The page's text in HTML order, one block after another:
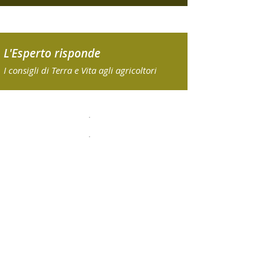
L'Esperto risponde
I consigli di Terra e Vita agli agricoltori